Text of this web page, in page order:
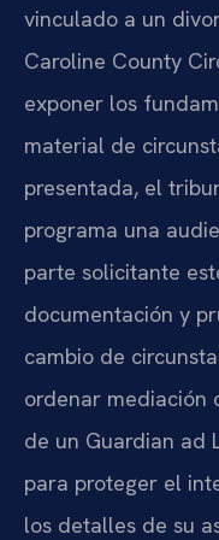
vinculado a un
Caroline County
exponer los
material de
presentada, el
programa una
parte solicitante
documentación y
cambio de
ordenar mediación
de un Guardian ad
para proteger el
los detalles de su